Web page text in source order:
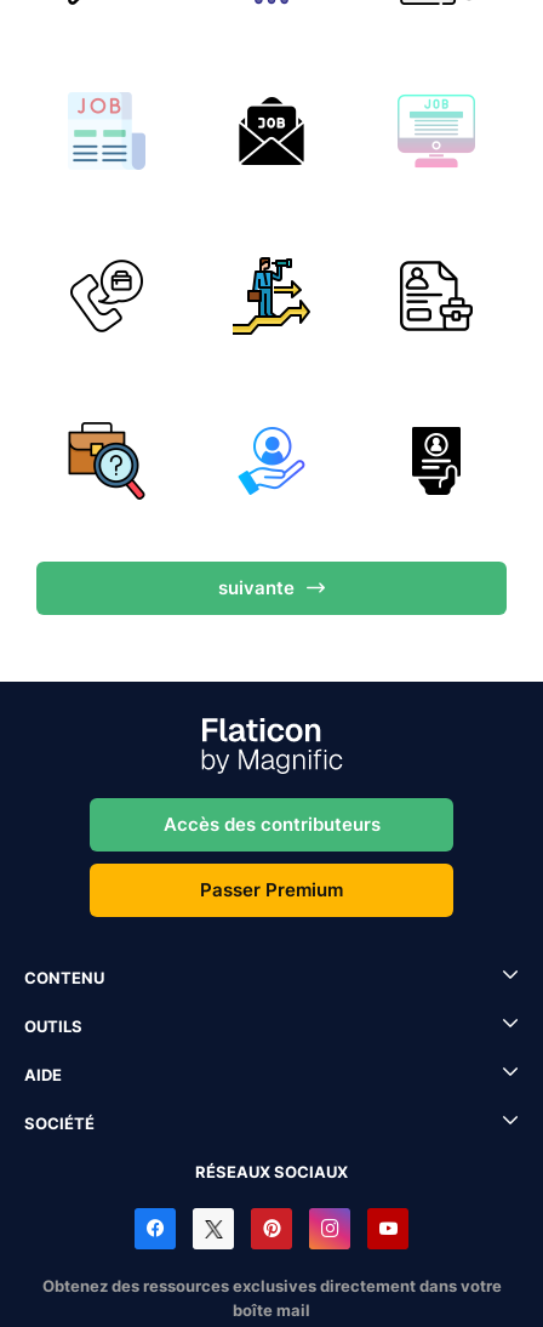
suivante
Accès des contributeurs
Passer Premium
CONTENU
OUTILS
AIDE
SOCIÉTÉ
RÉSEAUX SOCIAUX
Obtenez des ressources exclusives directement dans votre
boîte mail